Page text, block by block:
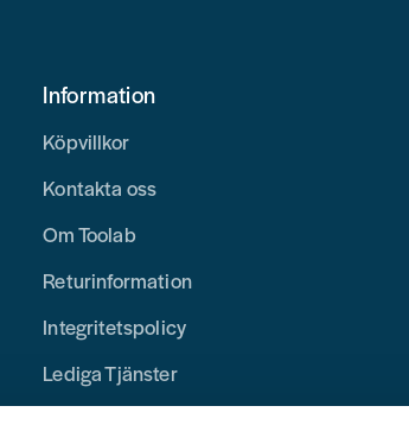
Information
Köpvillkor
Kontakta oss
Om Toolab
Returinformation
Integritetspolicy
Lediga Tjänster